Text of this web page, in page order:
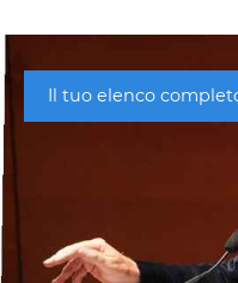
Il tuo elenco